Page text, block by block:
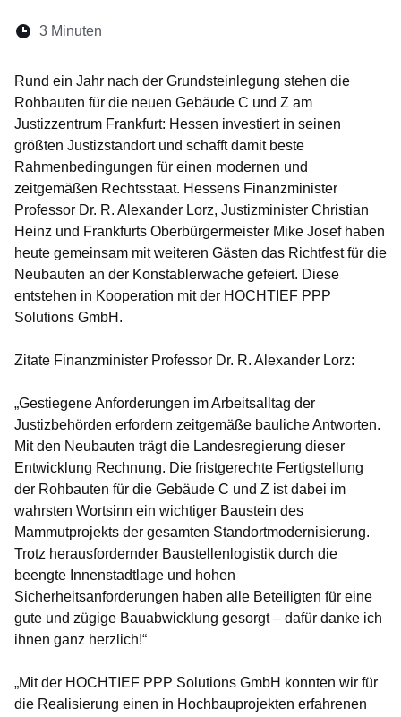
Lesedauer:
3 Minuten
Rund ein Jahr nach der Grundsteinlegung stehen die
Rohbauten für die neuen Gebäude C und Z am
Justizzentrum Frankfurt: Hessen investiert in seinen
größten Justizstandort und schafft damit beste
Rahmenbedingungen für einen modernen und
zeitgemäßen Rechtsstaat. Hessens Finanzminister
Professor Dr. R. Alexander Lorz, Justizminister Christian
Heinz und Frankfurts Oberbürgermeister Mike Josef haben
heute gemeinsam mit weiteren Gästen das Richtfest für die
Neubauten an der Konstablerwache gefeiert. Diese
entstehen in Kooperation mit der HOCHTIEF PPP
Solutions GmbH.
Zitate Finanzminister Professor Dr. R. Alexander Lorz:
„Gestiegene Anforderungen im Arbeitsalltag der
Justizbehörden erfordern zeitgemäße bauliche Antworten.
Mit den Neubauten trägt die Landesregierung dieser
Entwicklung Rechnung. Die fristgerechte Fertigstellung
der Rohbauten für die Gebäude C und Z ist dabei im
wahrsten Wortsinn ein wichtiger Baustein des
Mammutprojekts der gesamten Standortmodernisierung.
Trotz herausfordernder Baustellenlogistik durch die
beengte Innenstadtlage und hohen
Sicherheitsanforderungen haben alle Beteiligten für eine
gute und zügige Bauabwicklung gesorgt – dafür danke ich
ihnen ganz herzlich!“
„Mit der HOCHTIEF PPP Solutions GmbH konnten wir für
die Realisierung einen in Hochbauprojekten erfahrenen